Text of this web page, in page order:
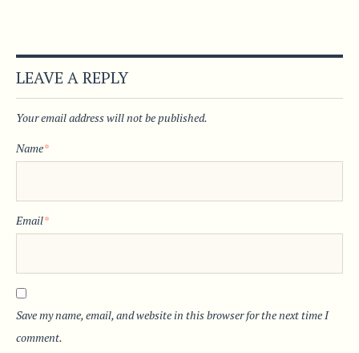
LEAVE A REPLY
Your email address will not be published.
Name*
Email*
Save my name, email, and website in this browser for the next time I
comment.